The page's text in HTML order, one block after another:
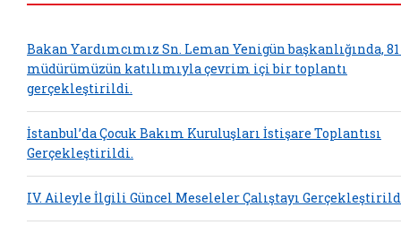
Bakan Yardımcımız Sn. Leman Yenigün başkanlığında,
müdürümüzün katılımıyla çevrim içi bir toplantı
gerçekleştirildi.
İstanbul’da Çocuk Bakım Kuruluşları İstişare Toplantısı
Gerçekleştirildi.
IV. Aileyle İlgili Güncel Meseleler Çalıştayı